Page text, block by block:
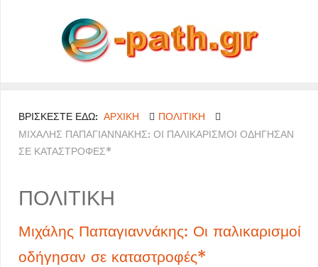
ΒΡΊΣΚΕΣΤΕ ΕΔΏ: ΑΡΧΙΚΉ
ΠΟΛΙΤΙΚΗ
ΜΙΧΆΛΗΣ ΠΑΠΑΓΙΑΝΝΆΚΗΣ: ΟΙ ΠΑΛΙΚΑΡΙΣΜΟΊ ΟΔΉΓΗΣΑΝ
ΣΕ ΚΑΤΑΣΤΡΟΦΈΣ*
ΠΟΛΙΤΙΚΗ
Μιχάλης Παπαγιαννάκης: Οι παλικαρισμοί
οδήγησαν σε καταστροφές*